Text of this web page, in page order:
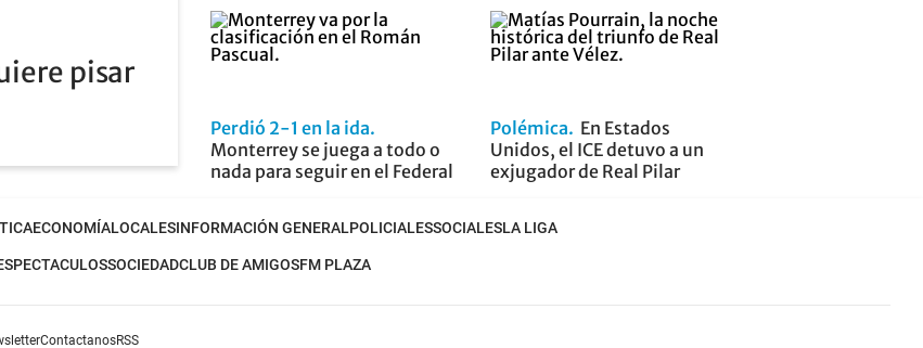
pisar
Perdió 2-1 en la ida
Monterrey se juega a todo o
nada para seguir en el Federal
Polémica
En Estados
Unidos, el ICE detuvo a un
exjugador de Real Pilar
ECONOMÍALOCALESINFORMACIÓN GENERALPOLICIALESSOCIALESLA LIGA
SOCIEDADCLUB DE AMIGOSFM PLAZA
ContactanosRSS